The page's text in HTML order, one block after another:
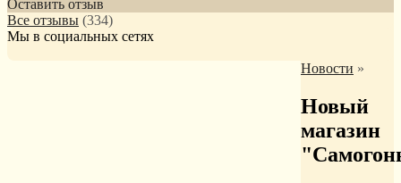
Оставить отзыв
Все отзывы (334)
Мы в социальных сетях
Новости »
Новый
магазин